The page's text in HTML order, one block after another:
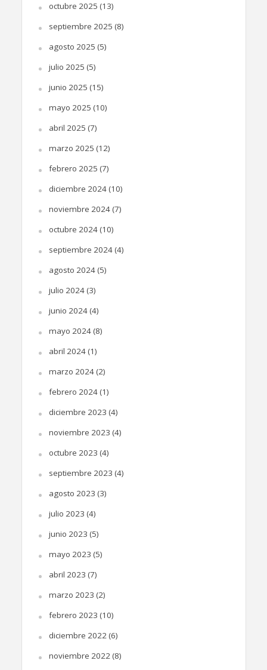
octubre 2025 (13)
septiembre 2025 (8)
agosto 2025 (5)
julio 2025 (5)
junio 2025 (15)
mayo 2025 (10)
abril 2025 (7)
marzo 2025 (12)
febrero 2025 (7)
diciembre 2024(10)
noviembre 2024(7)
octubre 2024(10)
septiembre 2024(4)
agosto 2024(5)
julio 2024(3)
junio 2024(4)
mayo 2024(8)
abril 2024(1)
marzo 2024(2)
febrero 2024(1)
diciembre 2023 (4)
noviembre 2023 (4)
octubre 2023 (4)
septiembre 2023 (4)
agosto 2023 (3)
julio 2023 (4)
junio 2023 (5)
mayo 2023 (5)
abril 2023 (7)
marzo 2023 (2)
febrero 2023 (10)
diciembre 2022(6)
noviembre 2022(8)